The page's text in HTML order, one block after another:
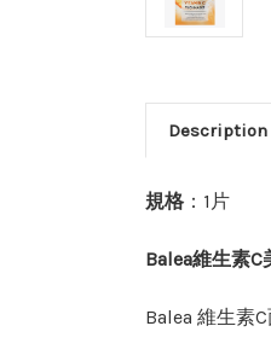
Description
規格 ：1片
Balea維生素C
Balea 維生素